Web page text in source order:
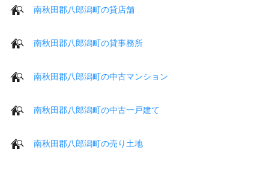
南秋田郡八郎潟町の貸店舗
南秋田郡八郎潟町の貸事務所
南秋田郡八郎潟町の中古マンション
南秋田郡八郎潟町の中古一戸建て
南秋田郡八郎潟町の売り土地